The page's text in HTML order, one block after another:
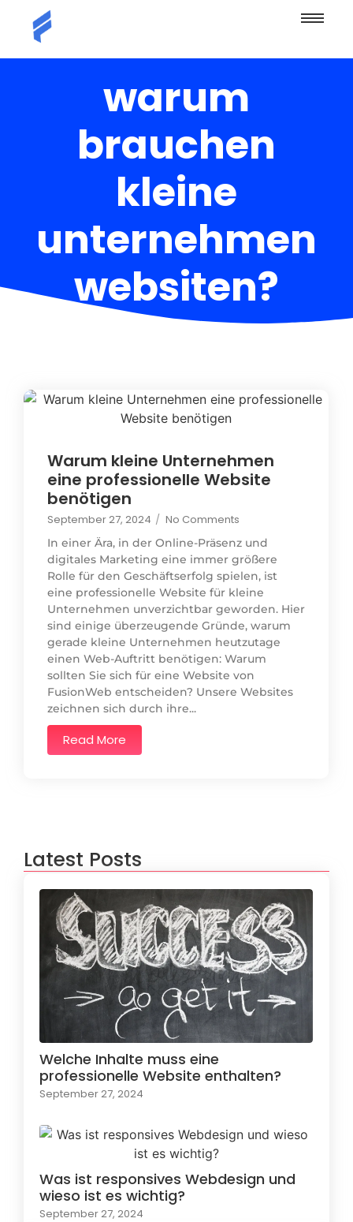
warum
brauchen
kleine
unternehmen
websiten?
Warum kleine Unternehmen
eine professionelle Website
benötigen
September 27, 2024 / No Comments
In einer Ära, in der Online-Präsenz und
digitales Marketing eine immer größere
Rolle für den Geschäftserfolg spielen, ist
eine professionelle Website für kleine
Unternehmen unverzichtbar geworden. Hier
sind einige überzeugende Gründe, warum
gerade kleine Unternehmen heutzutage
einen Web-Auftritt benötigen: Warum
sollten Sie sich für eine Website von
FusionWeb entscheiden? Unsere Websites
zeichnen sich durch ihre...
Read More
Latest Posts
Welche Inhalte muss eine
professionelle Website enthalten?
September 27, 2024
Was ist responsives Webdesign und
wieso ist es wichtig?
September 27, 2024